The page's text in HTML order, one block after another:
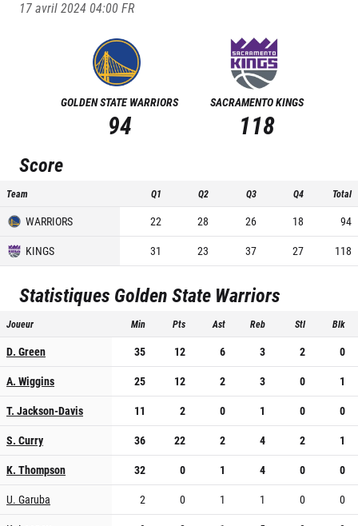
17 avril 2024 04:00FR
GOLDEN STATE WARRIORS
94
SACRAMENTO KINGS
118
Score
Team Q1 Q2 Q3 Q4 Total
WARRIORS 22 28 26 18
94
KINGS
31 23 37 27 118
Statistiques Golden State Warriors
Joueur Min Pts Ast Reb Stl Blk
D. Green 35 12 6 3 2
0
A. Wiggins
25 12 2 3 0
1
T. Jackson-Davis
11 2 0 1 0
0
S. Curry
36 22 2 4 2
1
K. Thompson
32 0 1 4 0
0
U. Garuba
2 0 1 1 0
0